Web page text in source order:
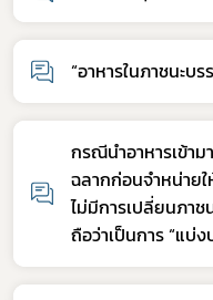
“อาหารในภาชนะบ
กรณีนำอาหารเข้า
ฉลากก่อนจำหน่ายใ
ไม่มีการเปลี่ยนภาช
ถือว่าเป็นการ “แบ่